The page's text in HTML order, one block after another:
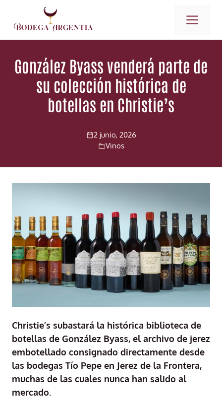
contenido
González Byass venderá parte de
su colección histórica de
botellas en Christie’s
2 junio, 2026
Vinos
Christie’s subastará la histórica biblioteca de
botellas de González Byass, el archivo de jerez
embotellado consignado directamente desde
las bodegas Tío Pepe en Jerez de la Frontera,
muchas de las cuales nunca han salido al
mercado.